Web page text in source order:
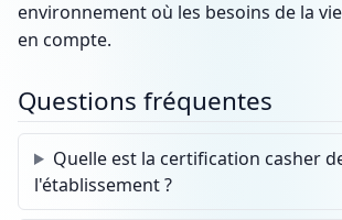
environnement où les besoins de la
en compte.
Questions fréquentes
Quelle est la certification casher
l'établissement ?